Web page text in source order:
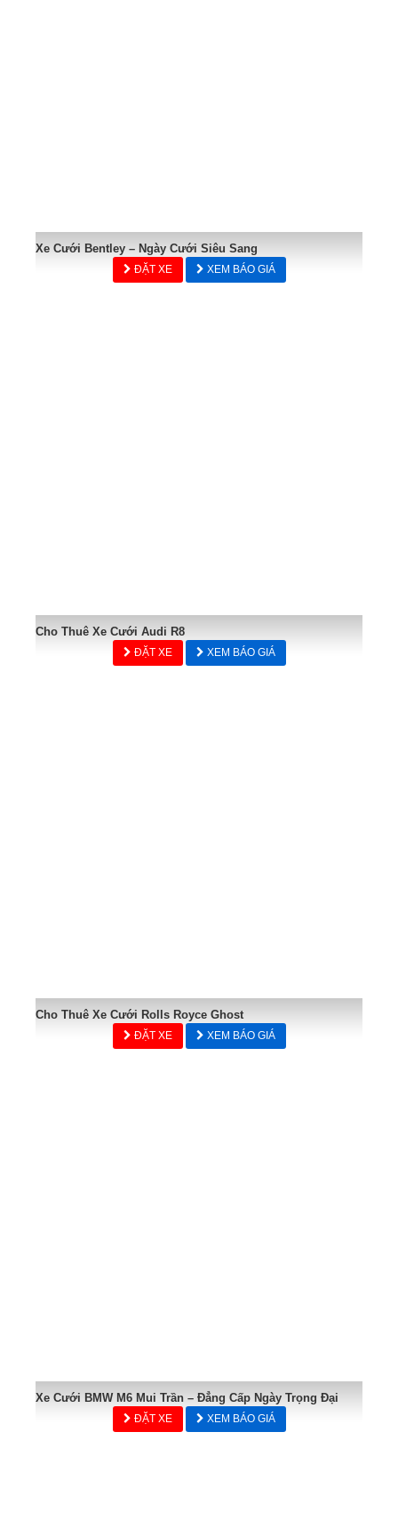
Xe Cưới Bentley – Ngày Cưới Siêu Sang
ĐẶT XE XEM BÁO GIÁ
Cho Thuê Xe Cưới Audi R8
ĐẶT XE XEM BÁO GIÁ
Cho Thuê Xe Cưới Rolls Royce Ghost
ĐẶT XE XEM BÁO GIÁ
Xe Cưới BMW M6 Mui Trần – Đẳng Cấp Ngày Trọng Đại
ĐẶT XE XEM BÁO GIÁ